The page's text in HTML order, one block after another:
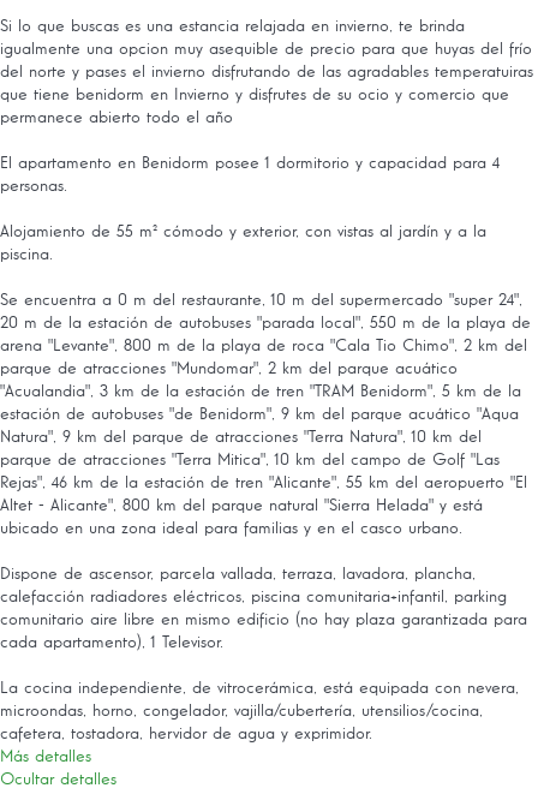
Si lo que buscas es una estancia relajada en invierno, te brinda
igualmente una opcion muy asequible de precio para que huyas del frío
del norte y pases el invierno disfrutando de las agradables temperatuiras
que tiene benidorm en Invierno y disfrutes de su ocio y comercio que
permanece abierto todo el año
El apartamento en Benidorm posee 1 dormitorio y capacidad para 4
personas.
Alojamiento de 55 m² cómodo y exterior, con vistas al jardín y a la
piscina.
Se encuentra a 0 m del restaurante, 10 m del supermercado "super 24",
20 m de la estación de autobuses "parada local", 550 m de la playa de
arena "Levante", 800 m de la playa de roca "Cala Tio Chimo", 2 km del
parque de atracciones "Mundomar", 2 km del parque acuático
"Acualandia", 3 km de la estación de tren "TRAM Benidorm", 5 km de la
estación de autobuses "de Benidorm", 9 km del parque acuático "Aqua
Natura", 9 km del parque de atracciones "Terra Natura", 10 km del
parque de atracciones "Terra Mitica", 10 km del campo de Golf "Las
Rejas", 46 km de la estación de tren "Alicante", 55 km del aeropuerto "El
Altet - Alicante", 800 km del parque natural "Sierra Helada" y está
ubicado en una zona ideal para familias y en el casco urbano.
Dispone de ascensor, parcela vallada, terraza, lavadora, plancha,
calefacción radiadores eléctricos, piscina comunitaria+infantil, parking
comunitario aire libre en mismo edificio (no hay plaza garantizada para
cada apartamento), 1 Televisor.
La cocina independiente, de vitrocerámica, está equipada con nevera,
microondas, horno, congelador, vajilla/cubertería, utensilios/cocina,
cafetera, tostadora, hervidor de agua y exprimidor.
Más detalles
Ocultar detalles